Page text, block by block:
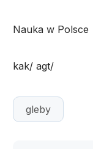
Nauka w Polsce
kak/ agt/
gleby